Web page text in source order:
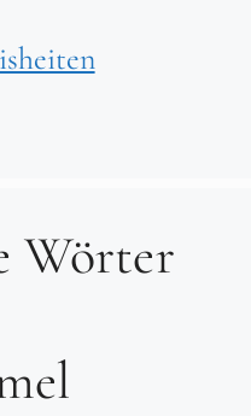
Wörter